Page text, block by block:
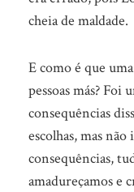
cheia de maldade.
E como é que
pessoas más? Foi
consequências
escolhas, mas
consequências,
amadureçamos e